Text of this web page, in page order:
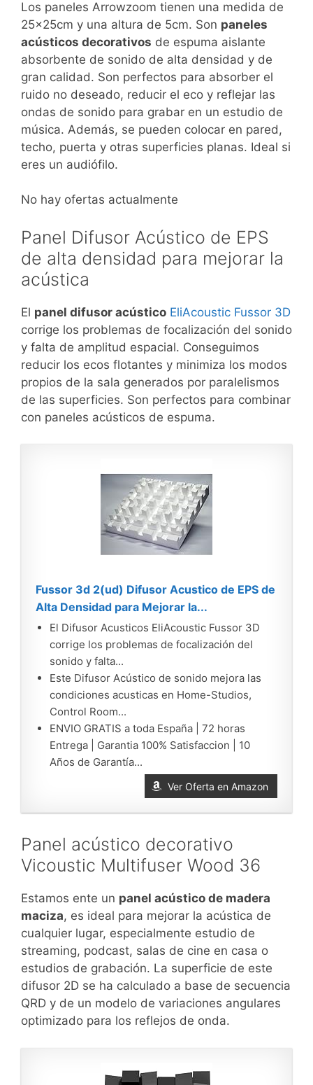
Los paneles Arrowzoom tienen una medida de
25x25cm y una altura de 5cm. Son paneles
acústicos decorativos de espuma aislante
absorbente de sonido de alta densidad y de
gran calidad. Son perfectos para absorber el
ruido no deseado, reducir el eco y reflejar las
ondas de sonido para grabar en un estudio de
música. Además, se pueden colocar en pared,
techo, puerta y otras superficies planas. Ideal si
eres un audiófilo.
No hay ofertas actualmente
Panel Difusor Acústico de EPS
de alta densidad para mejorar la
acústica
El panel difusor acústico EliAcoustic Fussor 3D
corrige los problemas de focalización del sonido
y falta de amplitud espacial. Conseguimos
reducir los ecos flotantes y minimiza los modos
propios de la sala generados por paralelismos
de las superficies. Son perfectos para combinar
con paneles acústicos de espuma.
Fussor 3d 2(ud) Difusor Acustico de EPS de
Alta Densidad para Mejorar la...
El Difusor Acusticos EliAcoustic Fussor 3D
corrige los problemas de focalización del
sonido y falta...
Este Difusor Acústico de sonido mejora las
condiciones acusticas en Home-Studios,
Control Room...
ENVIO GRATIS a toda España | 72 horas
Entrega | Garantia 100% Satisfaccion | 10
Años de Garantía...
Ver Oferta en Amazon
Panel acústico decorativo
Vicoustic Multifuser Wood 36
Estamos ente un panel acústico de madera
maciza, es ideal para mejorar la acústica de
cualquier lugar, especialmente estudio de
streaming, podcast, salas de cine en casa o
estudios de grabación. La superficie de este
difusor 2D se ha calculado a base de secuencia
QRD y de un modelo de variaciones angulares
optimizado para los reflejos de onda.